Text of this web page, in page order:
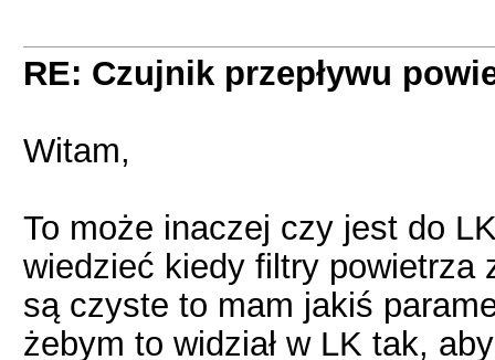
RE: Czujnik przepływu
Witam,
To może inaczej czy jest do
wiedzieć kiedy filtry powietrza
są czyste to mam jakiś
żebym to widział w LK tak,